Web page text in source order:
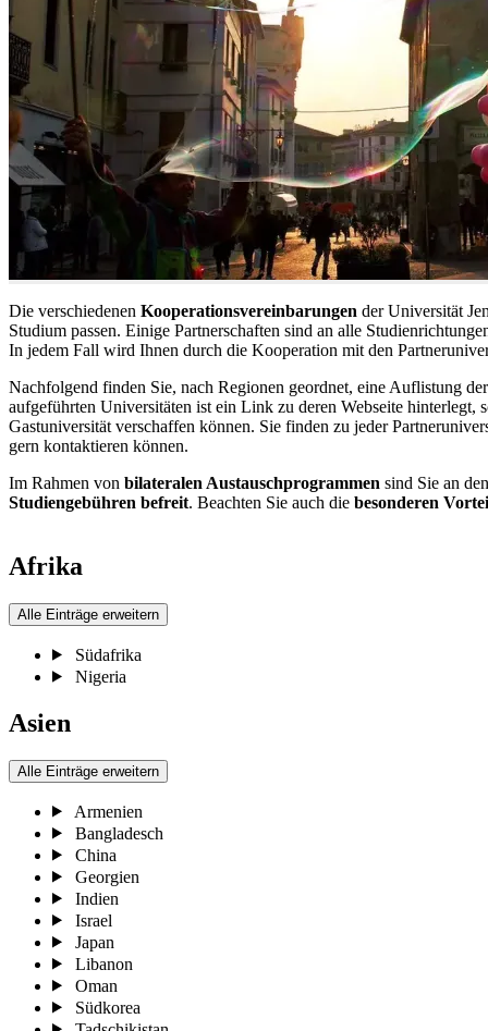
Die verschiedenen Kooperationsvereinbarungen der Universität
Studium passen. Einige Partnerschaften sind an alle
In jedem Fall wird Ihnen durch die Kooperation mit den
Nachfolgend finden Sie, nach Regionen geordnet, eine Auflistung
aufgeführten Universitäten ist ein Link zu deren Webseite hinterlegt,
Gastuniversität verschaffen können. Sie finden zu jeder
gern kontaktieren können.
Im Rahmen von bilateralen Austauschprogrammen sind Sie an
Studiengebühren befreit. Beachten Sie auch die besonderen
Afrika
Alle Einträge erweitern
Südafrika
Nigeria
Asien
Alle Einträge erweitern
Armenien
Bangladesch
China
Georgien
Indien
Israel
Japan
Libanon
Oman
Südkorea